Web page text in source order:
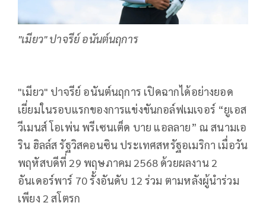
"เมียว" ปาจรีย์ อนันต์นฤการ
"เมียว" ปาจรีย์ อนันต์นฤการ เปิดฉากได้อย่างยอด
เยี่ยมในรอบแรกของการแข่งขันกอล์ฟเมเจอร์ “ยูเอส
วีเมนส์ โอเพ่น พรีเซนเต็ด บาย แอลลาย” ณ สนามเอ
ริน ฮิลล์ส รัฐวิสคอนซิน ประเทศสหรัฐอเมริกา เมื่อวัน
พฤหัสบดีที่ 29 พฤษภาคม 2568 ด้วยผลงาน 2
อันเดอร์พาร์ 70 รั้งอันดับ 12 ร่วม ตามหลังผู้นำร่วม
เพียง 2 สโตรก